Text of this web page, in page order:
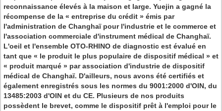
reconnaissance élevés à la maison et large. Yuejin a gagné la
récompense de la « entreprise du crédit » émis par
l'administration de Changhaï pour l'industrie et le commerce et
l'association commerciale d'instrument médical de Changhaï.
L'oeil et l'ensemble OTO-RHINO de diagnostic est évalué en
tant que « le produit le plus populaire de dispositif médical » et
« produit marqué » par association d'industrie de dispositif
médical de Changhaï. D'ailleurs, nous avons été certifiés et
également enregistrés sous les normes du 9001:2000 d'OIN, du
13485:2003 d'OIN et du CE. Plusieurs de nos produits
possèdent le brevet, comme le dispositif prêt à l'emploi pour le